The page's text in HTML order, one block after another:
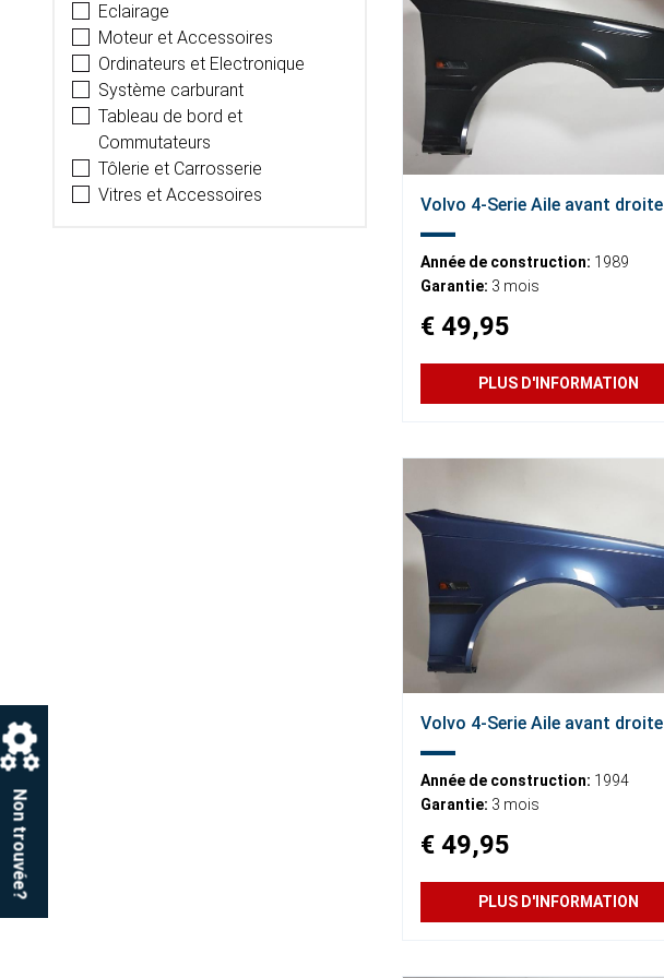
Eclairage
Moteur et Accessoires
Ordinateurs et Electronique
Système carburant
Tableau de bord et
Commutateurs
Tôlerie et Carrosserie
Vitres et Accessoires
Volvo 4-Serie Aile avant droite
Année de construction: 1989
Garantie: 3 mois
€ 49,95
PLUS D'INFORMATION
Volvo 4-Serie Aile avant droite
Année de construction: 1994
Garantie: 3 mois
€ 49,95
PLUS D'INFORMATION
Non trouvée?